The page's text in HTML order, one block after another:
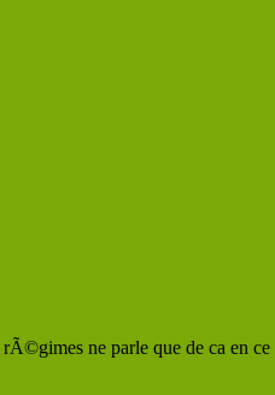
ne parle que de ca en